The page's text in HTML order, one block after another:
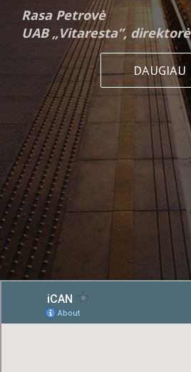
Rasa Petrovė
UAB „Vitaresta”, direktorė
DAUGIAU